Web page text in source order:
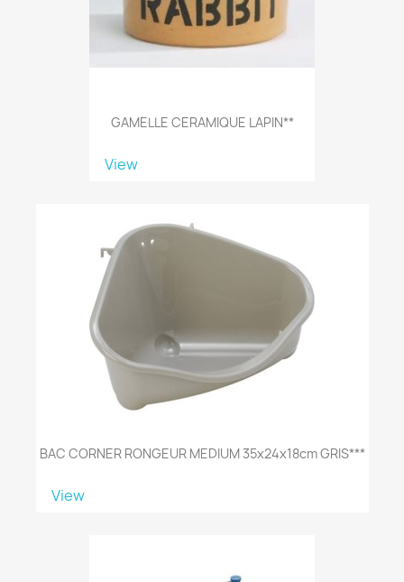
GAMELLE CERAMIQUE LAPIN**
View
BAC CORNER RONGEUR MEDIUM 35x24x18cm GRIS***
View